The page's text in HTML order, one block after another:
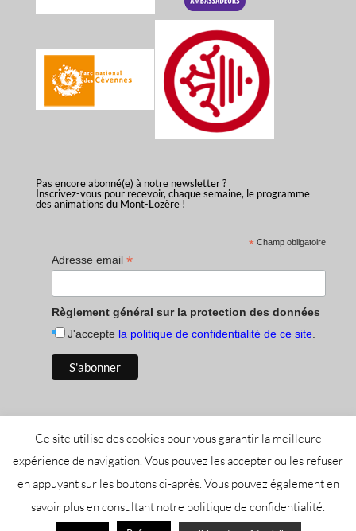
Pas encore abonné(e) à notre newsletter ?
Inscrivez-vous pour recevoir, chaque semaine, le programme
des animations du Mont-Lozère !
* Champ obligatoire
Adresse email *
Règlement général sur la protection des données
J'accepte la politique de confidentialité de ce site.
Tous droits réservés Office de Tourisme Mont-Lozère -
Mentions légales- Politique de confidentialité
Ce site utilise des cookies pour vous garantir la meilleure
expérience de navigation. Vous pouvez les accepter ou les refuser
en appuyant sur les boutons ci-après. Vous pouvez également en
savoir plus en consultant notre politique de confidentialité.